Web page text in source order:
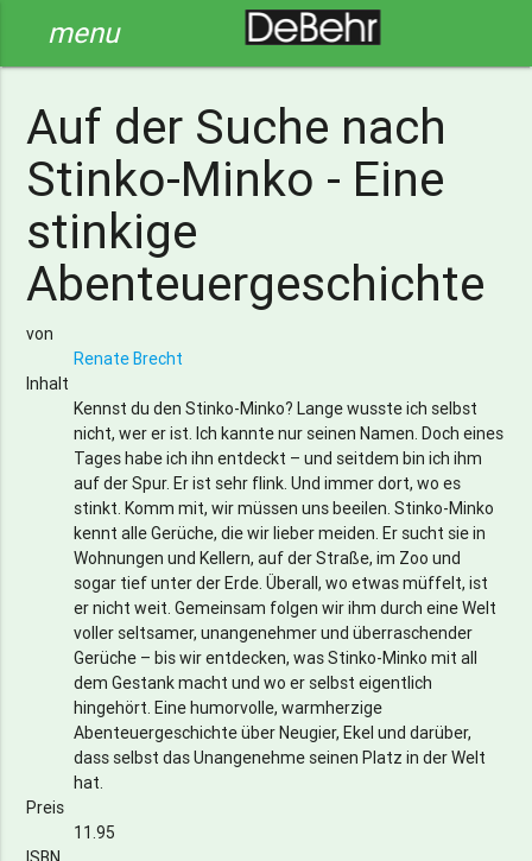
menu
Auf der Suche nach
Stinko-Minko - Eine
stinkige
Abenteuergeschichte
von
Renate Brecht
Inhalt
Kennst du den Stinko-Minko? Lange wusste ich selbst
nicht, wer er ist. Ich kannte nur seinen Namen. Doch eines
Tages habe ich ihn entdeckt – und seitdem bin ich ihm
auf der Spur. Er ist sehr flink. Und immer dort, wo es
stinkt. Komm mit, wir müssen uns beeilen. Stinko-Minko
kennt alle Gerüche, die wir lieber meiden. Er sucht sie in
Wohnungen und Kellern, auf der Straße, im Zoo und
sogar tief unter der Erde. Überall, wo etwas müffelt, ist
er nicht weit. Gemeinsam folgen wir ihm durch eine Welt
voller seltsamer, unangenehmer und überraschender
Gerüche – bis wir entdecken, was Stinko-Minko mit all
dem Gestank macht und wo er selbst eigentlich
hingehört. Eine humorvolle, warmherzige
Abenteuergeschichte über Neugier, Ekel und darüber,
dass selbst das Unangenehme seinen Platz in der Welt
hat.
Preis
11.95